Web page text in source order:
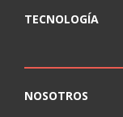
TECNOLOGÍA
NOSOTROS